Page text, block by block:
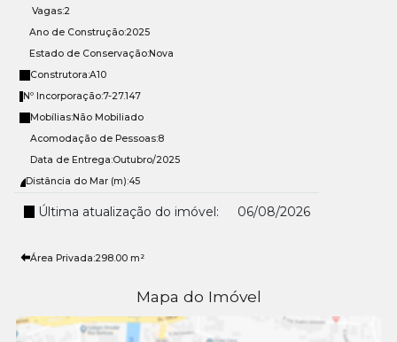
Vagas:2
Ano de Construção:2025
Estado de Conservação:Nova
Construtora:A10
Nº Incorporação:7-27.147
Mobílias:Não Mobiliado
Acomodação de Pessoas:8
Data de Entrega:Outubro/2025
Distância do Mar (m):45
Última atualização do imóvel: 06/08/2026
Área Privada:298.00 m²
Mapa do Imóvel